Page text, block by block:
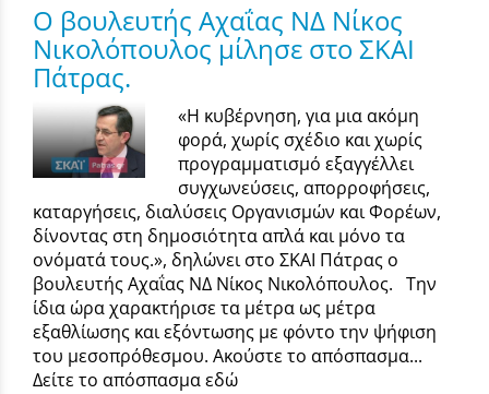
Ο βουλευτής Αχαΐας ΝΔ Νίκος
Νικολόπουλος μίλησε στο ΣΚΑΙ
Πάτρας.
«Η κυβέρνηση, για μια ακόμη
φορά, χωρίς σχέδιο και χωρίς
προγραμματισμό εξαγγέλλει
συγχωνεύσεις, απορροφήσεις,
καταργήσεις, διαλύσεις Οργανισμών και Φορέων,
δίνοντας στη δημοσιότητα απλά και μόνο τα
ονόματά τους.», δηλώνει στο ΣΚΑΙ Πάτρας ο
βουλευτής Αχαΐας ΝΔ Νίκος Νικολόπουλος. Την
ίδια ώρα χαρακτήρισε τα μέτρα ως μέτρα
εξαθλίωσης και εξόντωσης με φόντο την ψήφιση
του μεσοπρόθεσμου. Ακούστε το απόσπασμα...
Δείτε το απόσπασμα εδώ